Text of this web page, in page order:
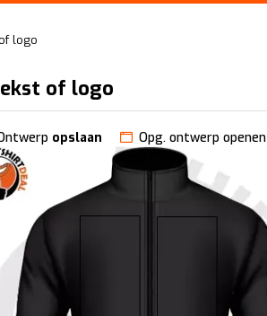
logo
of logo
opslaan Opg. ontwerp openen